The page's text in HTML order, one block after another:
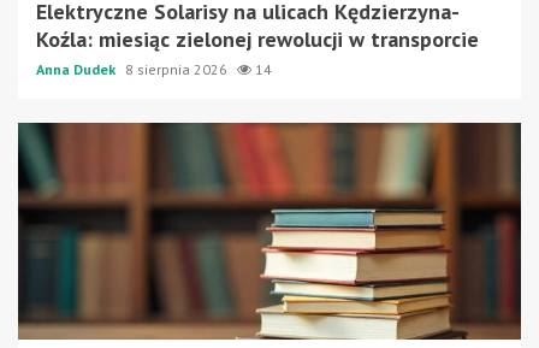
Elektryczne Solarisy na ulicach Kędzierzyna-
Koźla: miesiąc zielonej rewolucji w transporcie
Anna Dudek 8 sierpnia 2026 14